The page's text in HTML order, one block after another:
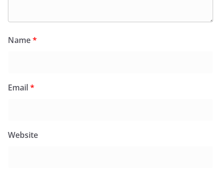
Name*
Email*
Website